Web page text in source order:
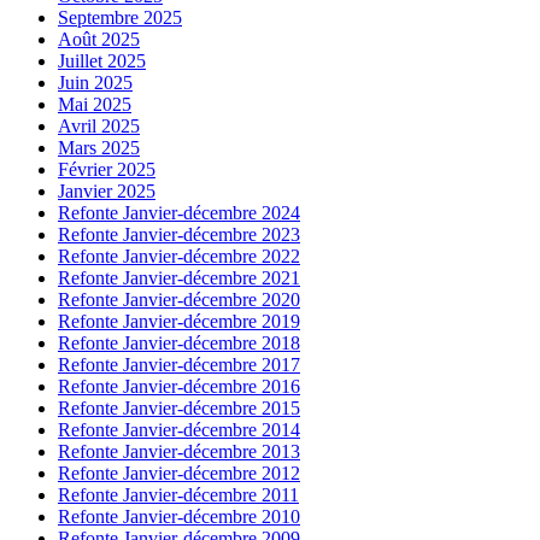
Septembre 2025
Août 2025
Juillet 2025
Juin 2025
Mai 2025
Avril 2025
Mars 2025
Février 2025
Janvier 2025
Refonte Janvier-décembre 2024
Refonte Janvier-décembre 2023
Refonte Janvier-décembre 2022
Refonte Janvier-décembre 2021
Refonte Janvier-décembre 2020
Refonte Janvier-décembre 2019
Refonte Janvier-décembre 2018
Refonte Janvier-décembre 2017
Refonte Janvier-décembre 2016
Refonte Janvier-décembre 2015
Refonte Janvier-décembre 2014
Refonte Janvier-décembre 2013
Refonte Janvier-décembre 2012
Refonte Janvier-décembre 2011
Refonte Janvier-décembre 2010